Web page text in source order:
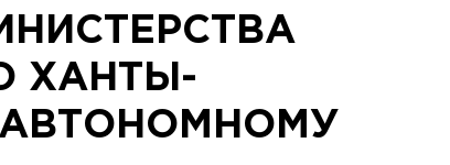
ХАНТЫ-